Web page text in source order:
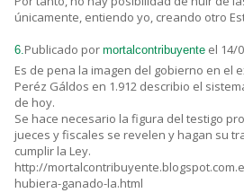
únicamente, entiendo yo, creando otro
6.Publicado por mortalcontribuyente el 14/
Es de pena la imagen del gobierno en el
Peréz Gáldos en 1.912 describio el
de hoy.
Se hace necesario la figura del testigo
jueces y fiscales se revelen y hagan su
cumplir la Ley.
http://
hubiera-ganado-la.html